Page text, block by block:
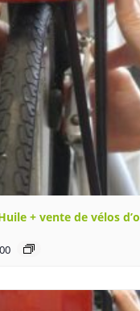
+ vente de vélos